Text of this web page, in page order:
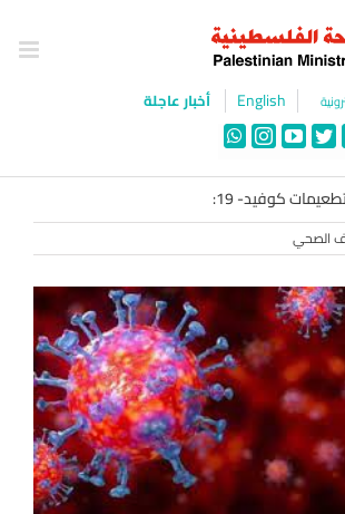
English أخبار عاجلة
Twitter
YouTube
Instagram
WhatsApp
كوفيد- 19:
الصحي